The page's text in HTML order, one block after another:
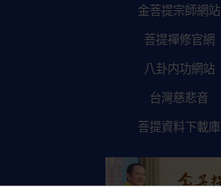
金菩提宗師網站
菩提禪修官網
八卦内功網站
台灣慈悲音
菩提資料下載庫